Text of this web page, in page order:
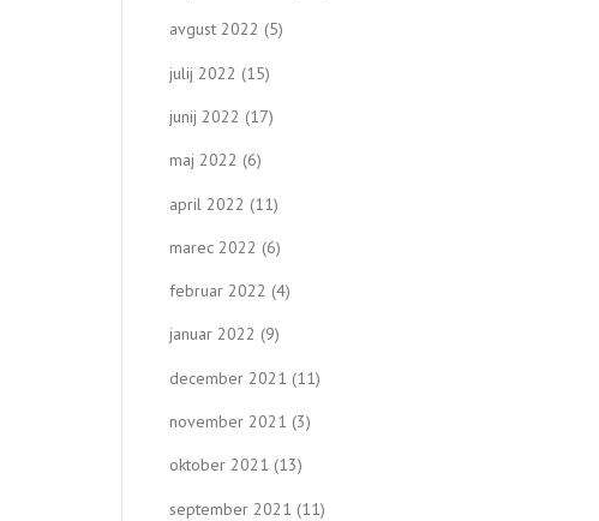
avgust 2022 (5)
julij 2022 (15)
junij 2022 (17)
maj 2022 (6)
april 2022 (11)
marec 2022 (6)
februar 2022 (4)
januar 2022 (9)
december 2021 (11)
november 2021 (3)
oktober 2021 (13)
september 2021 (11)